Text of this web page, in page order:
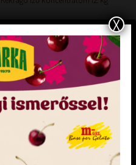
Adagolás: 50 g / l
KEDVENCEM!
X